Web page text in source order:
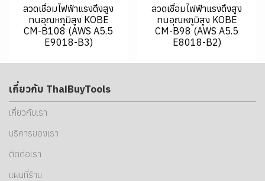
ลวดเชื่อมไฟฟ้าแรงดึงสูง
ทนอุณหภูมิสูง KOBE
CM-B108 (AWS A5.5
E9018-B3)
ลวดเชื่อมไฟฟ้าแรงดึงสูง
ทนอุณหภูมิสูง KOBE
CM-B98 (AWS A5.5
E8018-B2)
เกี่ยวกับ ThaiBuyTools
เกี่ยวกับเรา
บริการของเรา
ติดต่อเรา
แผนที่ร้าน